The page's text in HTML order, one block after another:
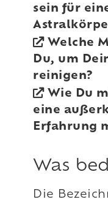
sein für
Welche
Du, um
reinigen?
Wie Du
eine
Erfahrung
Was
Die